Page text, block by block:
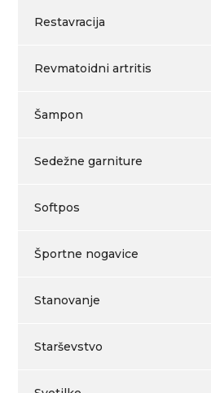
Restavracija
Revmatoidni artritis
Šampon
Sedežne garniture
Softpos
Športne nogavice
Stanovanje
Starševstvo